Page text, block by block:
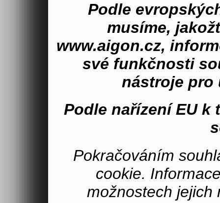
Podle
musíme,
www.aigon.cz,
své funkčnosti
nástroje pro
Podle nařízení EU k
Pokračováním
cookie.
možnostech jejich